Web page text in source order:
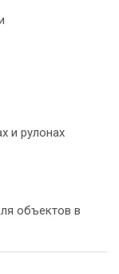
и рулонах
объектов в